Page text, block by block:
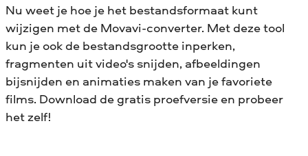
Nu weet je hoe je het bestandsformaat kunt
wijzigen met de Movavi-converter. Met deze tool
kun je ook de bestandsgrootte inperken,
fragmenten uit video's snijden, afbeeldingen
bijsnijden en animaties maken van je favoriete
films. Download de gratis proefversie en probeer
het zelf!